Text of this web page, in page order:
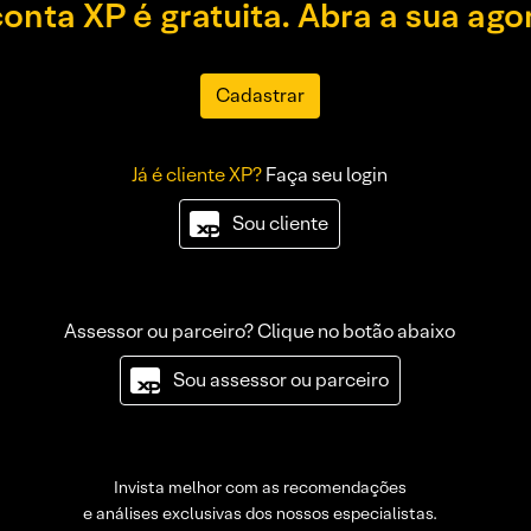
XP é gratuita. Abra a sua
Cadastrar
Já é cliente XP?Faça seu login
Sou cliente
Assessor ou parceiro? Clique no botão abaixo
Sou assessor ou parceiro
Invista melhor com as recomendações
e análises exclusivas dos nossos especialistas.